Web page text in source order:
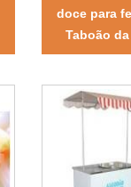
doce para
Taboão da